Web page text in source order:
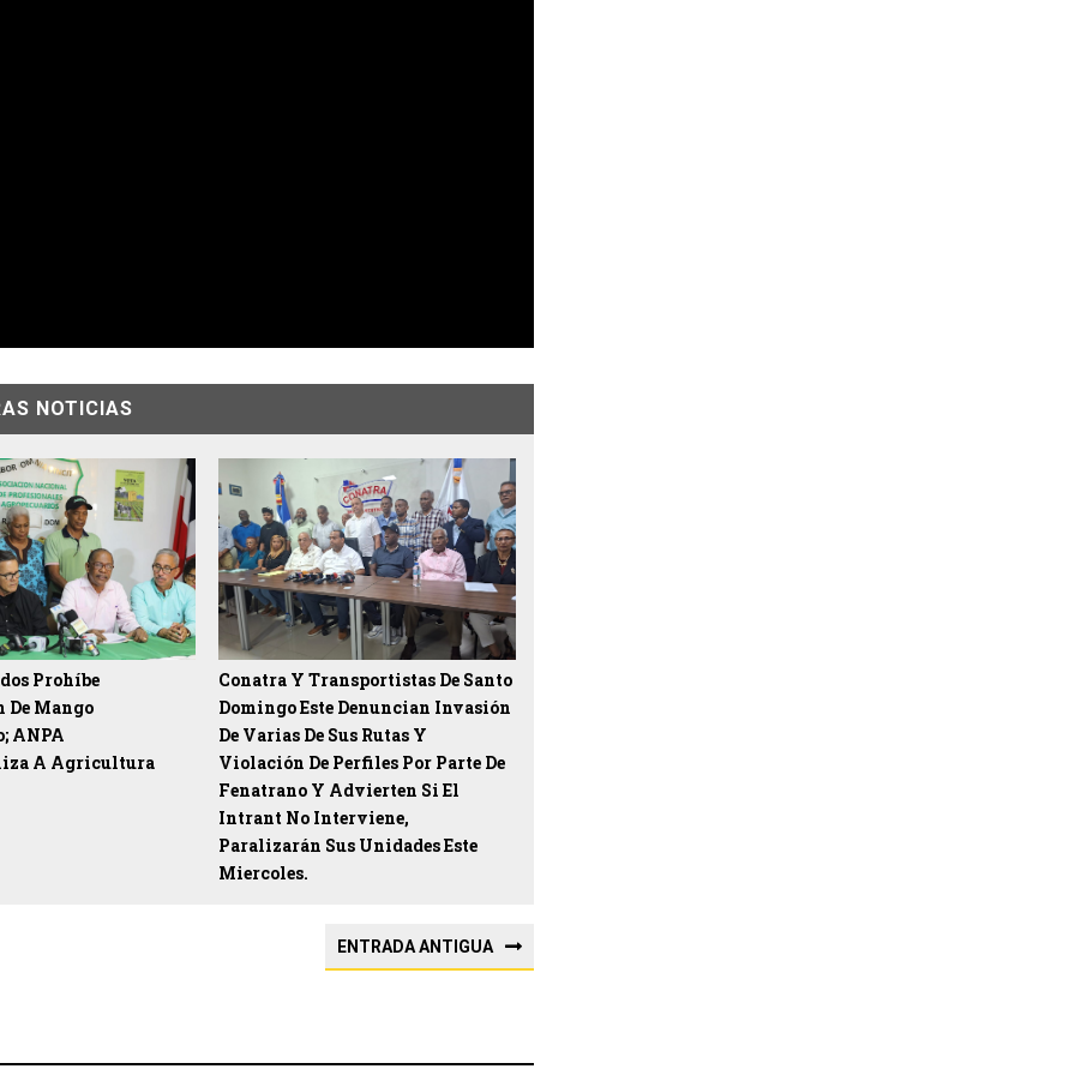
NOTICIAS
Prohíbe
Mango
ANPA
A Agricultura
Conatra Y Transportistas De Santo
Domingo Este Denuncian Invasión
De Varias De Sus Rutas Y
Violación De Perfiles Por Parte De
Fenatrano Y Advierten Si El
Intrant No Interviene,
Paralizarán Sus Unidades Este
Miercoles.
ENTRADA ANTIGUA